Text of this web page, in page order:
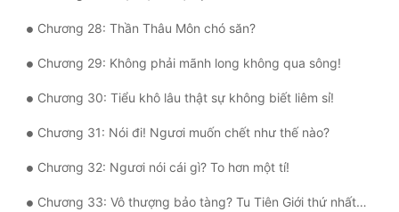
Đông Phương Huyền Huyễn
Chương 28: Thần Thâu Môn chó săn?
Chương 29: Không phải mãnh long không qua sông!
Chương 30: Tiểu khô lâu thật sự không biết liêm sỉ!
Chương 31: Nói đi! Ngươi muốn chết như thế nào?
Chương 32: Ngươi nói cái gì? To hơn một tí!
Chương 33: Vô thượng bảo tàng? Tu Tiên Giới thứ nhất thần kiếm?